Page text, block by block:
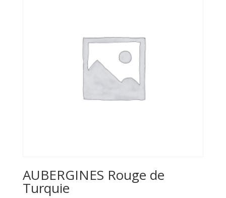
AUBERGINES Rouge de
Turquie